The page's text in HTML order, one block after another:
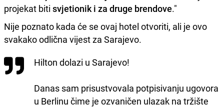
projekat biti svjetionik i za druge brendove."
Nije poznato kada će se ovaj hotel otvoriti, ali je ovo
svakako odlična vijest za Sarajevo.
Hilton dolazi u Sarajevo!
Danas sam prisustvovala potpisivanju ugovora
u Berlinu čime je ozvaničen ulazak na tržište